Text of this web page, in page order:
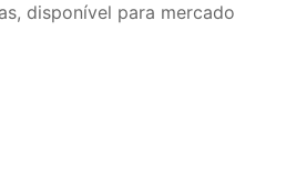
disponível para mercado